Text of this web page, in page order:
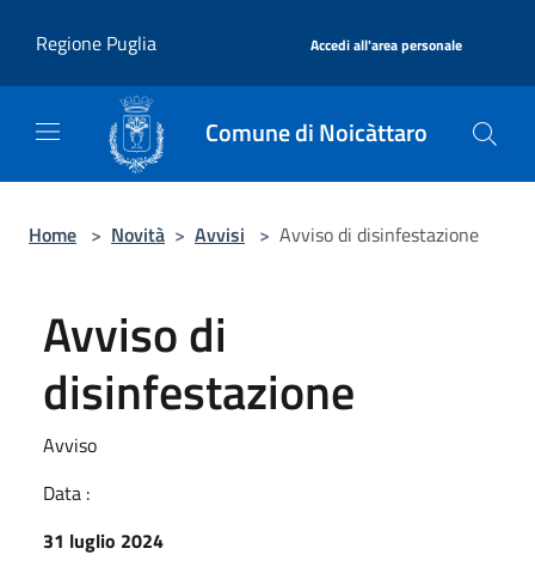
Regione Puglia
Accedi all'area personale
Comune di Noicàttaro
Home > Novità > Avvisi > Avviso di disinfestazione
Avviso di
disinfestazione
Avviso
Data :
31 luglio 2024